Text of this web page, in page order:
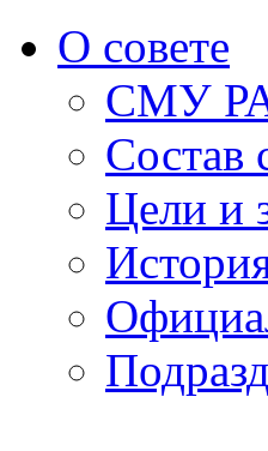
О совете
СМУ
Состав
Цели и